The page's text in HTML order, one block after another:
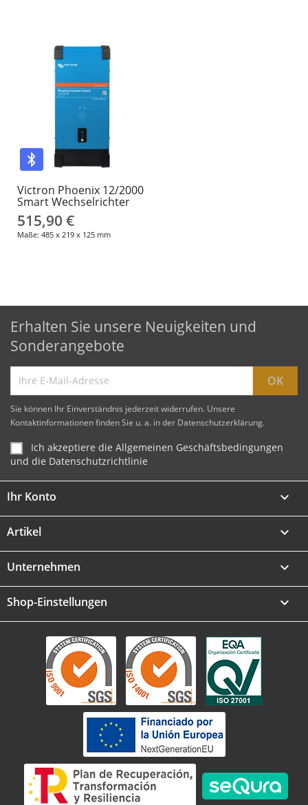
Victron Phoenix 12/2000
Smart Wechselrichter
515,90 €
Maße: 485 x 219 x 125 mm
Erhalten Sie unsere Neuigkeiten und
Sonderangebote
Sie können Ihr Einverständnis jederzeit widerrufen. Unsere
Kontaktinformationen finden Sie u. a. in der Datenschutzerklärung.
Ich akzeptiere die Allgemeinen Geschäftsbedingungen
und die Datenschutzrichtlinie
Ihr Konto 
Artikel 
Unternehmen 
Shop-Einstellungen keyboard_arrow_down